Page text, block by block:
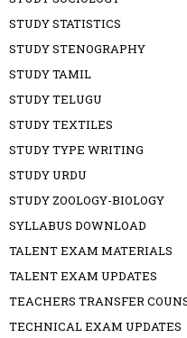
STUDY STATISTICS
STUDY STENOGRAPHY
STUDY TAMIL
STUDY TELUGU
STUDY TEXTILES
STUDY TYPE WRITING
STUDY URDU
STUDY ZOOLOGY-BIOLOGY
SYLLABUS DOWNLOAD
TALENT EXAM MATERIALS
TALENT EXAM UPDATES
TEACHERS TRANSFER
TECHNICAL EXAM UPDATES